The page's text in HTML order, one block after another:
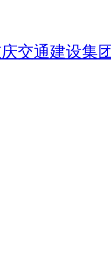
交通建设集